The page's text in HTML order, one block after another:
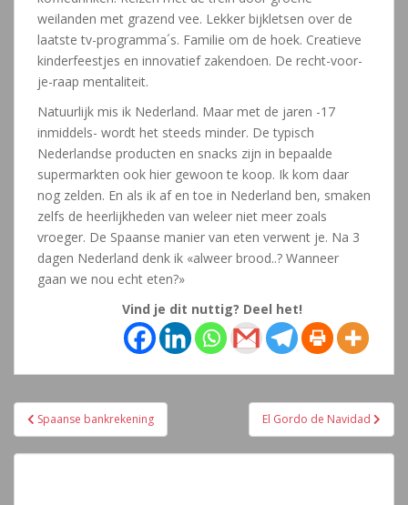
weilanden met grazend vee. Lekker bijkletsen over de
laatste tv-programma´s. Familie om de hoek. Creatieve
kinderfeestjes en innovatief zakendoen. De recht-voor-
je-raap mentaliteit.
Natuurlijk mis ik Nederland. Maar met de jaren -17
inmiddels- wordt het steeds minder. De typisch
Nederlandse producten en snacks zijn in bepaalde
supermarkten ook hier gewoon te koop. Ik kom daar
nog zelden. En als ik af en toe in Nederland ben, smaken
zelfs de heerlijkheden van weleer niet meer zoals
vroeger. De Spaanse manier van eten verwent je. Na 3
dagen Nederland denk ik «alweer brood..? Wanneer
gaan we nou echt eten?»
Vind je dit nuttig? Deel het!
Navegación
de
entradas
Spaanse bankrekening El Gordo de Navidad